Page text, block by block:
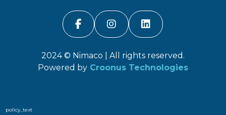
2024 © Nimaco | All rights reserved.
Powered by Croonus Technologies
policy_text